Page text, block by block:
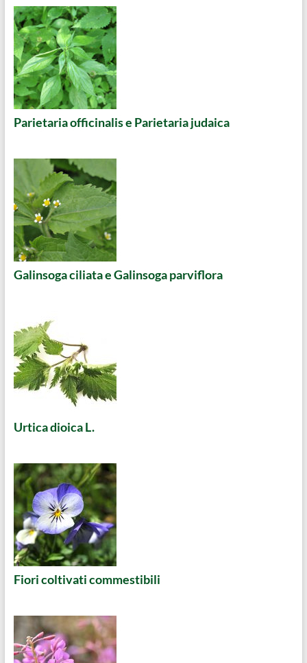
Parietaria officinalis e Parietaria judaica
Galinsoga ciliata e Galinsoga parviflora
Urtica dioica L.
Fiori coltivati commestibili